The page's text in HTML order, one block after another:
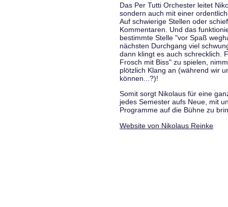
Das Per Tutti Orchester leitet
sondern auch mit einer
Auf schwierige Stellen oder
Kommentaren. Und das
bestimmte Stelle "vor Spaß
nächsten Durchgang viel
dann klingt es auch schrecklich.
Frosch mit Biss" zu spielen,
plötzlich Klang an (während wir
können...?)!
Somit sorgt Nikolaus für eine
jedes Semester aufs Neue, mit
Programme auf die Bühne zu
Website von Nikolaus Reinke